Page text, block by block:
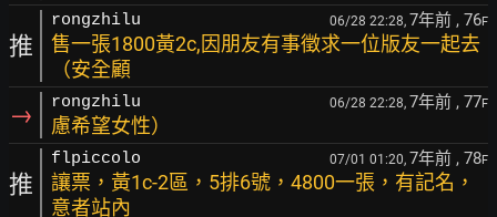
推
rongzhilu 06/28 22:28, 7年前 , 76F
售一張1800黃2c,因朋友有事徵求一位版友一起去
（安全顧
→ rongzhilu 06/28 22:28, 7年前 , 77F
慮希望女性）
推
flpiccolo 07/01 01:20, 7年前 , 78F
讓票，黃1c-2區，5排6號，4800一張，有記名，
意者站內